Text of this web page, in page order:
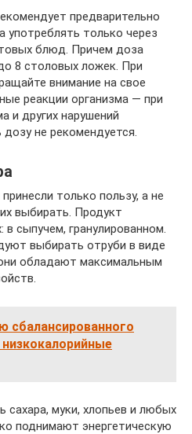
предварительно
употреблять только через
блюд. Причем доза
8 столовых ложек. При
внимание на свое
реакции организма — при
и других нарушений
не рекомендуется.
только пользу, а не
выбирать. Продукт
сыпучем, гранулированном.
выбирать отруби в виде
обладают максимальным
сбалансированного
муки, хлопьев и любых
поднимают энергетическую